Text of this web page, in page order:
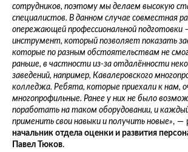
сотрудников, поэтому мы делаем высокую
специалистов. В данном случае совместная
опережающей профессиональной подготовки
инструмент, который позволяет показать
которые по разным обстоятельствам не
раньше, в частности из-за отдалённости
заведений, например, Кавалеровского
колледжа. Ребята, которые приехали к нам,
многопрофильные. Ранее у них не было
поработать на таком оборудовании, и
применить свои навыки и получить новые», —
начальник отдела оценки и развития
Павел Тюков.